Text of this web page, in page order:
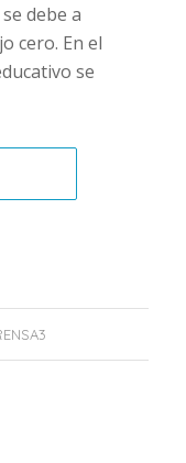
debe a
cero. En el
se